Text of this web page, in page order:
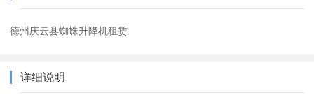
德州庆云县蜘蛛升降机租赁
详细说明